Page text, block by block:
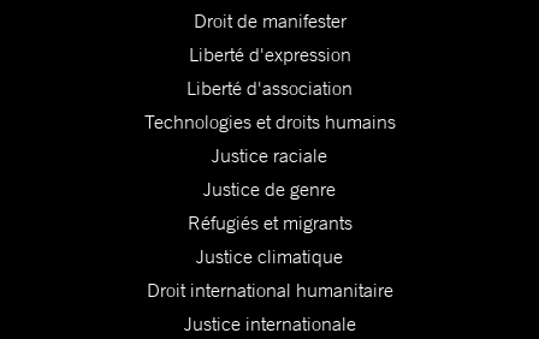
Droit de manifester
Liberté d'expression
Liberté d'association
Technologies et droits humains
Justice raciale
Justice de genre
Réfugiés et migrants
Justice climatique
Droit international humanitaire
Justice internationale